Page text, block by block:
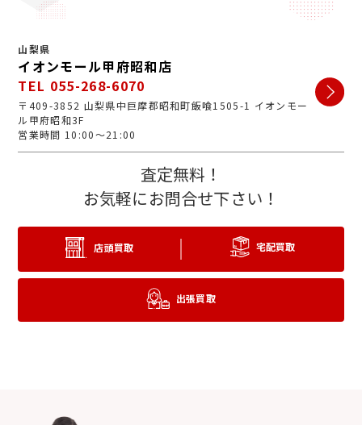
山梨県
イオンモール甲府昭和店
TEL 055-268-6070
〒409-3852 山梨県中巨摩郡昭和町飯喰1505-1 イオンモー
ル甲府昭和3F
営業時間 10:00～21:00
査定無料！
お気軽にお問合せ下さい！
店頭買取 宅配買取
出張買取